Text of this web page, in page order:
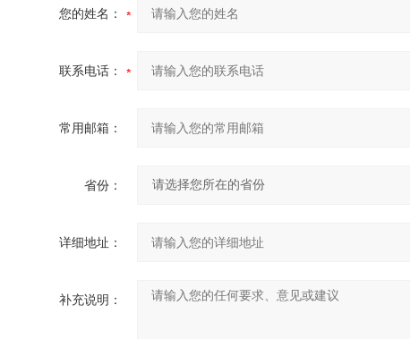
您的姓名：
联系电话：
常用邮箱：
省份：
详细地址：
补充说明：